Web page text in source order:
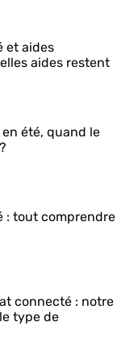
et aides
aides restent
été, quand le
: tout comprendre
connecté : notre
type de